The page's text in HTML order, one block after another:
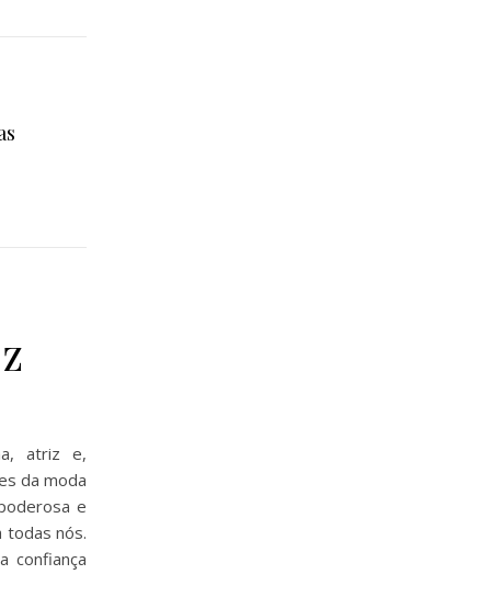
atriz e,
da moda
e
todas nós.
confiança